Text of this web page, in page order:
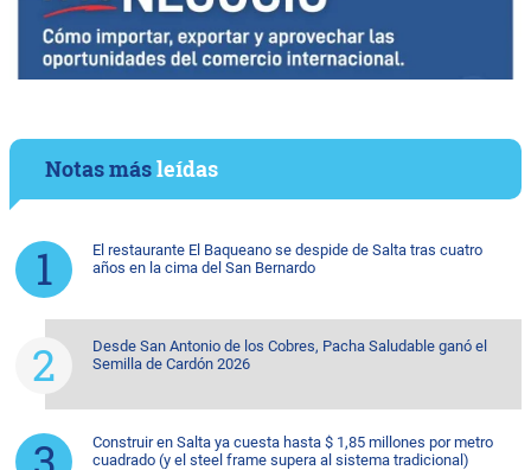
Notas másleídas
El restaurante El Baqueano se despide de Salta tras cuatro
años en la cima del San Bernardo
Desde San Antonio de los Cobres, Pacha Saludable ganó el
Semilla de Cardón 2026
Construir en Salta ya cuesta hasta $ 1,85 millones por metro
cuadrado (y el steel frame supera al sistema tradicional)